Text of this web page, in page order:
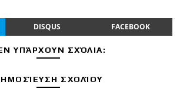
DISQUS FACEBOOK
ΥΠΆΡΧΟΥΝ ΣΧΌΛΙΑ:
ΣΧΟΛΊΟΥ